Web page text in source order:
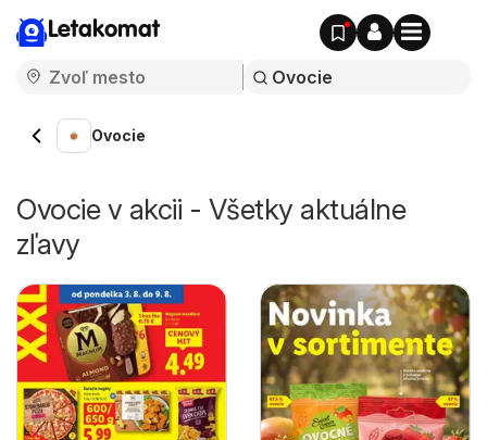
Letakomat
Ovocie
Ovocie v akcii - Všetky aktuálne
zľavy